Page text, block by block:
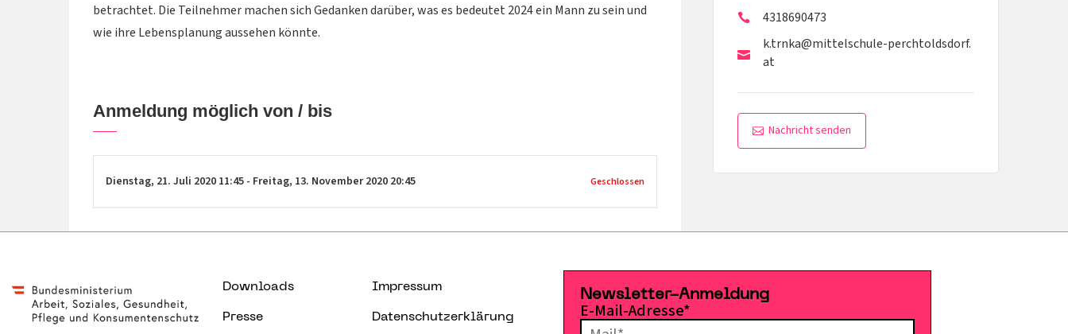
betrachtet. Die Teilnehmer machen sich Gedanken darüber, was es bedeutet 2024 ein Mann zu sein und
wie ihre Lebensplanung aussehen könnte.
Anmeldung möglich von / bis
Dienstag, 21. Juli 2020 11:45 - Freitag, 13. November 2020 20:45 Geschlossen
4318690473
k.trnka@mittelschule-perchtoldsdorf.
at
Nachricht senden
Downloads
Presse
Impressum
Datenschutzerklärung
Newsletter-Anmeldung
E-Mail-Adresse*